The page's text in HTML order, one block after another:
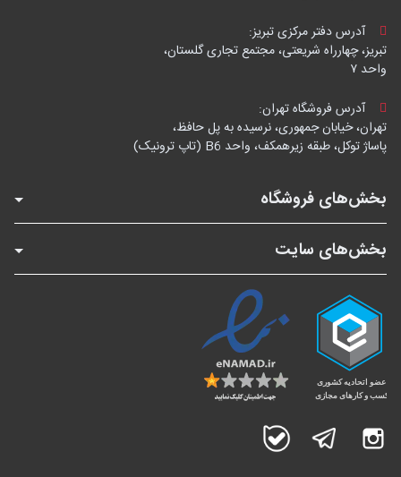
آدرس دفتر مرکزی تبریز:
تبریز، چهارراه شریعتی، مجتمع تجاری گلستان،
واحد ۷
آدرس فروشگاه تهران:
تهران، خیابان جمهوری، نرسیده به پل حافظ،
پاساژ توکل، طبقه زیرهمکف، واحد B6 (تاپ ترونیک)
بخش‌های فروشگاه
بخش‌های سایت
اینستاگرام تلگرام